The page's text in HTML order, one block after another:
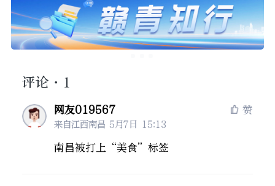
评论 ·1
网友019567 赞
来自江西南昌 5月7日 15:13
南昌被打上“美食”标签